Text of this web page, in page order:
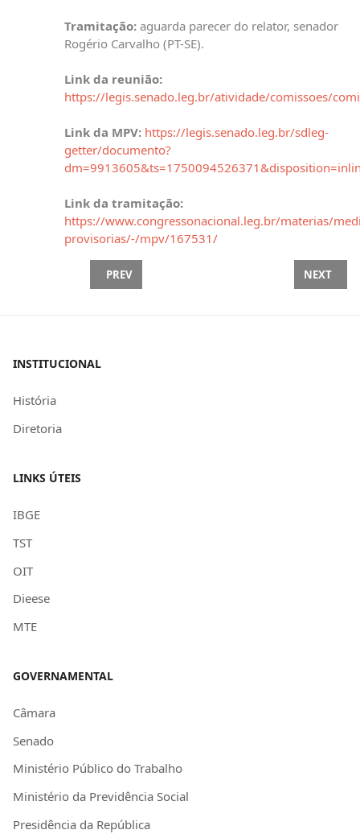
Tramitação: aguarda parecer do relator, senador
Rogério Carvalho (PT-SE).
Link da reunião:
https://legis.senado.leg.br/atividade/comissoes/
Link da MPV: https://legis.senado.leg.br/sdleg-
getter/documento?
Link da tramitação:
https://www.congressonacional.leg.br/materias/
provisorias/-/mpv/167531/
PREVIOUS ARTICLE: PL 1087/2025 - AUMENTA A
PREV NEXT
NEXT
INSTITUCIONAL
História
Diretoria
LINKS ÚTEIS
IBGE
TST
OIT
Dieese
MTE
GOVERNAMENTAL
Câmara
Senado
Ministério Público do Trabalho
Ministério da Previdência Social
Presidência da República